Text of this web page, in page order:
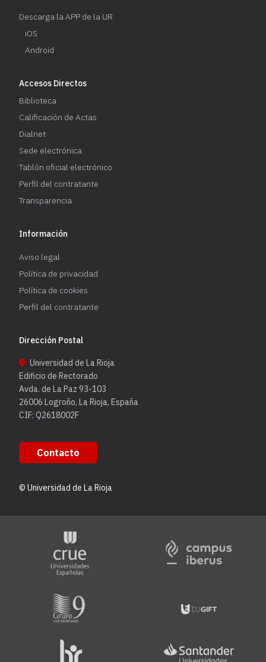
Descarga la APP de la UR
iOS
Android
Accesos Directos
Biblioteca
Calificación de Actas
Dialnet
Sede electrónica
Tablón oficial electrónico
Perfil del contratante
Transparencia
Información
Aviso legal
Política de privacidad
Política de cookies
Perfil del contratante
Dirección Postal
Universidad de La Rioja
Edificio de Rectorado
Avda. de La Paz 93-103
26006 Logroño, La Rioja, España
CIF: Q2618002F
Contacto
© Universidad de La Rioja